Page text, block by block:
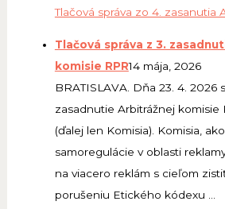
Tlačová správa zo 4. zasanutia
Tlačová správa z 3.
komisie RPR14 mája, 2026
BRATISLAVA. Dňa 23. 4. 2026
zasadnutie Arbitrážnej komisie
(ďalej len Komisia). Komisia,
samoregulácie v oblasti
na viacero reklám s cieľom
porušeniu Etického kódexu …